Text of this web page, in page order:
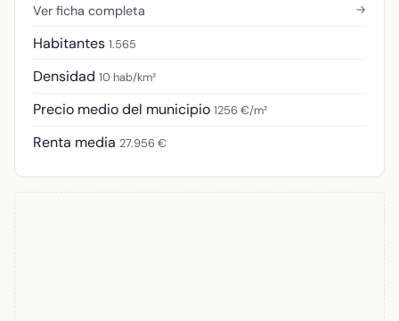
Ver ficha completa →
Habitantes 1.565
Densidad 10 hab/km²
Precio medio del municipio 1256 €/m²
Renta media 27.956 €